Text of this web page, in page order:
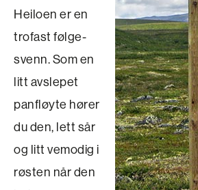
Heiloen er en
trofast følge­
svenn. Som en
litt avslepet
panfløyte hører
du den, lett sår
og litt vemodig i
røsten når den